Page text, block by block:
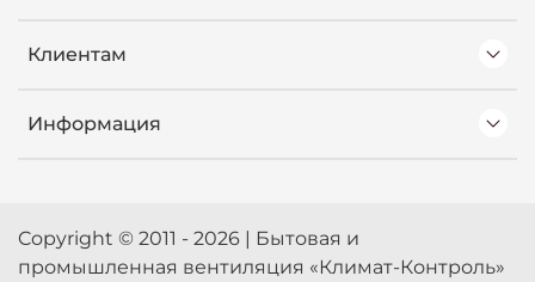
Клиентам
Информация
Copyright © 2011 - 2026 | Бытовая и
промышленная вентиляция «Климат-Контроль»